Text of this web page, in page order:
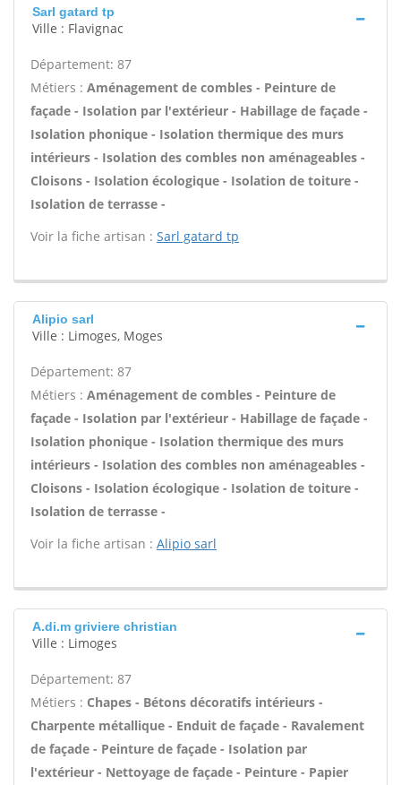
Sarl gatard tp
Ville : Flavignac
Département: 87
Métiers : Aménagement de combles - Peinture de
façade - Isolation par l'extérieur - Habillage de façade -
Isolation phonique - Isolation thermique des murs
intérieurs - Isolation des combles non aménageables -
Cloisons - Isolation écologique - Isolation de toiture -
Isolation de terrasse -
Voir la fiche artisan : Sarl gatard tp
Alipio sarl
Ville : Limoges, Moges
Département: 87
Métiers : Aménagement de combles - Peinture de
façade - Isolation par l'extérieur - Habillage de façade -
Isolation phonique - Isolation thermique des murs
intérieurs - Isolation des combles non aménageables -
Cloisons - Isolation écologique - Isolation de toiture -
Isolation de terrasse -
Voir la fiche artisan : Alipio sarl
A.di.m griviere christian
Ville : Limoges
Département: 87
Métiers : Chapes - Bétons décoratifs intérieurs -
Charpente métallique - Enduit de façade - Ravalement
de façade - Peinture de façade - Isolation par
l'extérieur - Nettoyage de façade - Peinture - Papier